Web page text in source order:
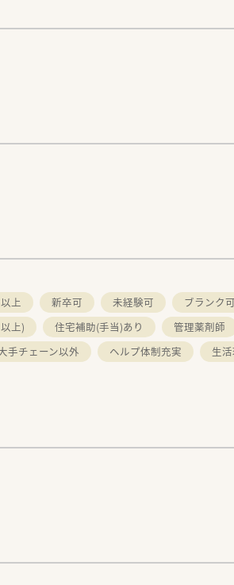
上 新卒可 未経験可 ブランク可
上) 住宅補助(手当)あり 管理薬剤師
手チェーン以外 ヘルプ体制充実 生